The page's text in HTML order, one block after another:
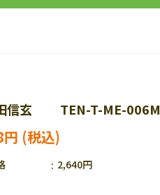
信玄 TEN-T-ME-006M
2,640円